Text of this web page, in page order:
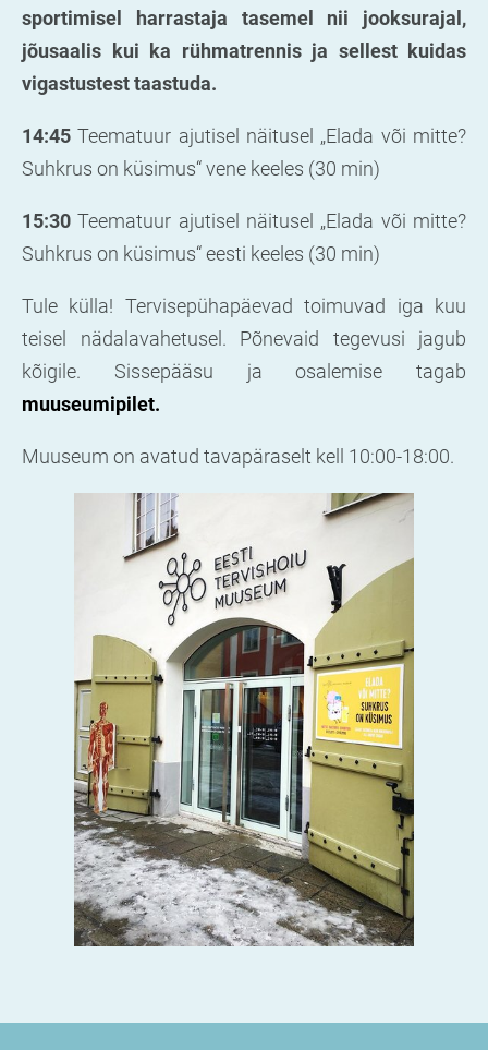
sportimisel harrastaja tasemel nii jooksurajal,
jõusaalis kui ka rühmatrennis ja sellest kuidas
vigastustest taastuda.
14:45 Teematuur ajutisel näitusel „Elada või mitte?
Suhkrus on küsimus“ vene keeles (30 min)
15:30 Teematuur ajutisel näitusel „Elada või mitte?
Suhkrus on küsimus“ eesti keeles (30 min)
Tule külla! Tervisepühapäevad toimuvad iga kuu
teisel nädalavahetusel. Põnevaid tegevusi jagub
kõigile. Sissepääsu ja osalemise tagab
muuseumipilet.
Muuseum on avatud tavapäraselt kell 10:00-18:00.